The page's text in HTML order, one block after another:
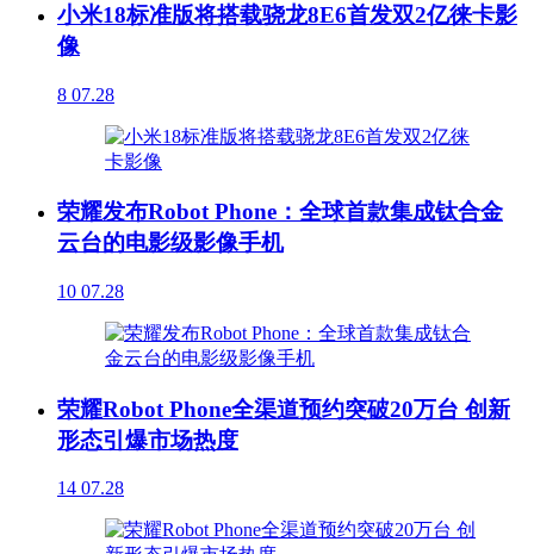
小米18标准版将搭载骁龙8E6首发双2亿徕卡影
像
8 07.28
荣耀发布Robot Phone：全球首款集成钛合金
云台的电影级影像手机
10 07.28
荣耀Robot Phone全渠道预约突破20万台 创新
形态引爆市场热度
14 07.28